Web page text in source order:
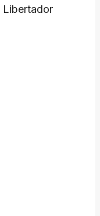
Libertador